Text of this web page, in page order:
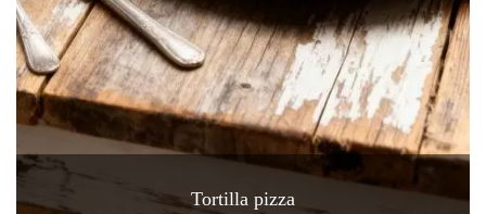
Tortilla pizza